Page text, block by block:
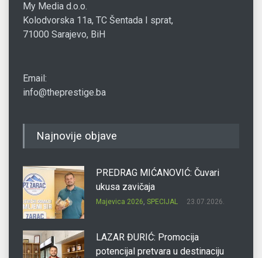
My Media d.o.o.
Kolodvorska 11a, TC Šentada I sprat,
71000 Sarajevo, BiH
Email:
info@theprestige.ba
Najnovije objave
PREDRAG MIĆANOVIĆ: Čuvari
ukusa zavičaja
Majevica 2026, SPECIJAL 23.07.2026.
LAZAR ĐURIĆ: Promocija
potencijal pretvara u destinaciju